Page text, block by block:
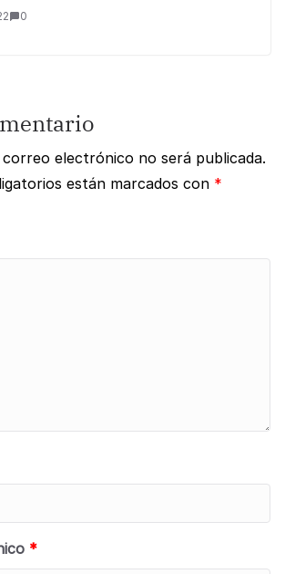
0
electrónico no será publicada.
están marcados con *
*